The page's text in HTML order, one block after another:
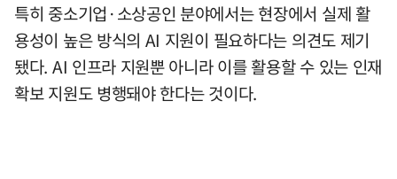
특히 중소기업·소상공인 분야에서는 현장에서 실제 활
용성이 높은 방식의 AI 지원이 필요하다는 의견도 제기
됐다. AI 인프라 지원뿐 아니라 이를 활용할 수 있는 인재
확보 지원도 병행돼야 한다는 것이다.